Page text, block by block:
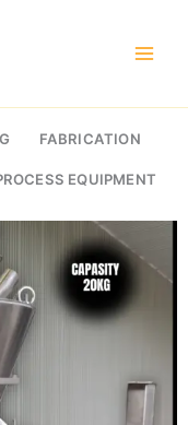
FABRICATION
EQUIPMENT